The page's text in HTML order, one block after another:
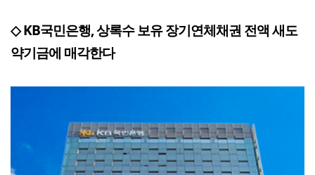
◇ KB국민은행, 상록수 보유 장기연체채권 전액 새도
약기금에 매각한다